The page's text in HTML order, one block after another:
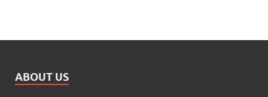
ABOUT US